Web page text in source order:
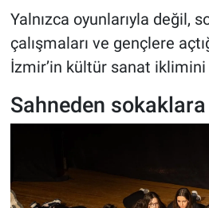
Yalnızca oyunlarıyla değil,
çalışmaları ve gençlere
İzmir’in kültür sanat
Sahneden sokaklara